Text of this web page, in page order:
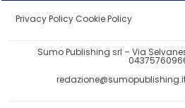
Privacy Policy Cookie Policy
Sumo Publishing srl – Via